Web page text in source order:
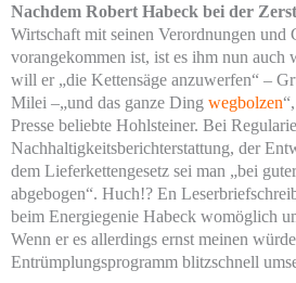
Nachdem Robert Habeck bei der
Wirtschaft mit seinen Verordnungen und
vorangekommen ist, ist es ihm nun auch
will er „die Kettensäge anzuwerfen“ –
Milei –„und das ganze Ding wegbolzen
Presse beliebte Hohlsteiner. Bei
Nachhaltigkeitsberichterstattung, der
dem Lieferkettengesetz sei man „bei
abgebogen“. Huch!? En
beim Energiegenie Habeck womöglich
Wenn er es allerdings ernst meinen
Entrümplungsprogramm blitzschnell